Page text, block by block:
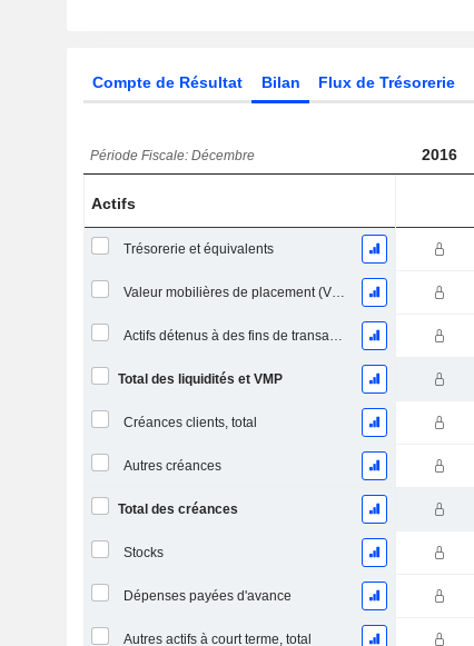
Compte de Résultat Bilan Flux de Trésorerie
Période Fiscale: Décembre 2016
Actifs
Trésorerie et équivalents
Valeur mobilières de placement (VMP) à court terme
Actifs détenus à des fins de transaction Titres, totalActifs détenus à des fins de transactions (Trading), Total.
Total des liquidités et VMP
Créances clients, total
Autres créances
Total des créances
Stocks
Dépenses payées d'avance
Autres actifs à court terme, total